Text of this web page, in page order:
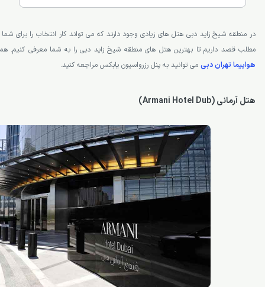
در منطقه شیخ زاید دبی هتل های زیادی وجود دارند که می تواند کار انتخاب را برای
مطلب قصد داریم تا بهترین هتل های منطقه شیخ زاید دبی را به شما معرفی کنیم.
هواپیما تهران دبی می توانید به پنل رزرواسیون یابکس مراجعه کنید.
هتل آرمانی (Armani Hotel Dub)